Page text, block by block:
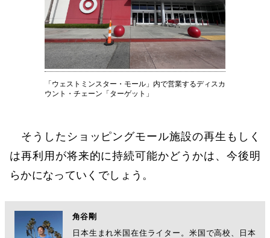
「ウェストミンスター・モール」内で営業するディスカ
ウント・チェーン「ターゲット」
そうしたショッピングモール施設の再生もしく
は再利用が将来的に持続可能かどうかは、今後明
らかになっていくでしょう。
角谷剛
日本生まれ米国在住ライター。米国で高校、日本